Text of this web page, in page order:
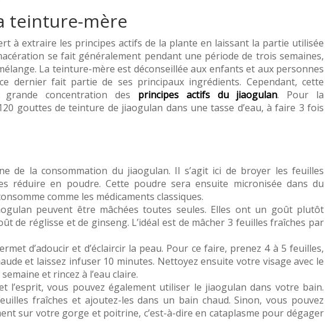
teinture-mère
à extraire les principes actifs de la plante en laissant la partie utilisée
se fait généralement pendant une période de trois semaines,
La teinture-mère est déconseillée aux enfants et aux personnes
dernier fait partie de ses principaux ingrédients. Cependant, cette
concentration des principes actifs du jiaogulan. Pour la
gouttes de teinture de jiaogulan dans une tasse d’eau, à faire 3 fois
de la consommation du jiaogulan. Il s’agit ici de broyer les feuilles
réduire en poudre. Cette poudre sera ensuite micronisée dans du
comme les médicaments classiques.
peuvent être mâchées toutes seules. Elles ont un goût plutôt
de réglisse et de ginseng. L’idéal est de mâcher 3 feuilles fraîches par
d’adoucir et d’éclaircir la peau. Pour ce faire, prenez 4 à 5 feuilles,
et laissez infuser 10 minutes. Nettoyez ensuite votre visage avec le
et rincez à l’eau claire.
l’esprit, vous pouvez également utiliser le jiaogulan dans votre bain.
fraîches et ajoutez-les dans un bain chaud. Sinon, vous pouvez
sur votre gorge et poitrine, c’est-à-dire en cataplasme pour dégager